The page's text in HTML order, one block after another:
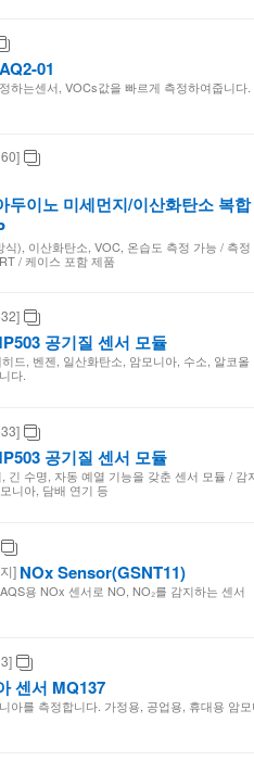
01
하는센서, VOCs값을 빠르게 측정하여줍니다.
두이노 미세먼지/이산화탄소 복
식), 이산화탄소, VOC, 온습도 측정 가능 / 측
/ 케이스 포함 제품
공기질 센서 모듈
드, 벤젠, 일산화탄소, 암모니아, 수소, 알코
다.
공기질 센서 모듈
긴 수명, 자동 예열 기능을 갖춘 센서 모듈 /
니아, 담배 연기 등
] NOx Sensor(GSNT11)
용 NOx 센서로 NO, NO₂를 감지하는 센서
센서 MQ137
아를 측정합니다. 가정용, 공업용, 휴대용 암